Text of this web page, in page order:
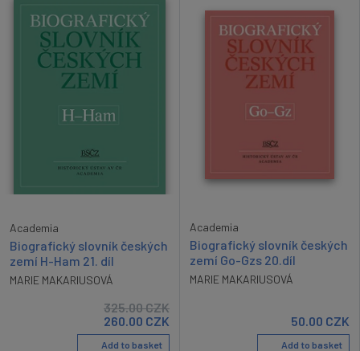
Academia
Biografický slovník českých
zemí H-Ham 21. díl
MARIE MAKARIUSOVÁ
325.00CZK
260.00 CZK
Add to basket
Academia
Biografický slovník českých
zemí Go-Gzs 20.díl
MARIE MAKARIUSOVÁ
50.00 CZK
Add to basket